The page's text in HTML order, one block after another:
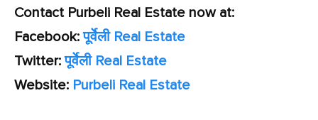
Contact Purbeli Real Estate now at:
Facebook:पूर्वेली Real Estate
Twitter:पूर्वेली Real Estate
Website: Purbeli Real Estate